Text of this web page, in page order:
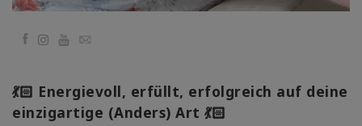
KERESÉS
FacebookYouTube
Email
💃🏻 Energievoll, erfüllt, erfolgreich auf deine
einzigartige (Anders) Art 💃🏻